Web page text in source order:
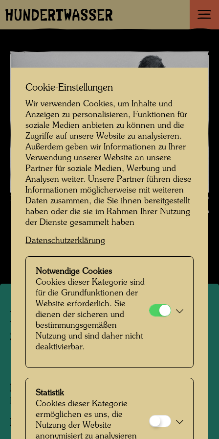
HUNDERTWASSER
Hundertwasser mit Peter Schamoni , Fotograf: Unbekannt Unknown ©
Courtesy Schamoni Filmproduktion München
Hundertwasser mit Peter
Schamoni
1972
Personen am Foto:
Hundertwasser, Peter Schamoni
Fotograf:Unbekannt Unknown
Cookie-Einstellungen
Wir verwenden Cookies, um Inhalte und
Anzeigen zu personalisieren, Funktionen für
soziale Medien anbieten zu können und die
Zugriffe auf unsere Website zu analysieren.
Außerdem geben wir Informationen zu Ihrer
Verwendung unserer Website an unsere
Partner für soziale Medien, Werbung und
Analysen weiter. Unsere Partner führen diese
Informationen möglicherweise mit weiteren
Daten zusammen, die Sie ihnen bereitgestellt
haben oder die sie im Rahmen Ihrer Nutzung
der Dienste gesammelt haben
Datenschutzerklärung
Notwendige Cookies
Cookies dieser Kategorie sind
für die Grundfunktionen der
Website erforderlich. Sie
dienen der sicheren und
bestimmungsgemäßen
Nutzung und sind daher nicht
deaktivierbar.
Statistik
Cookies dieser Kategorie
ermöglichen es uns, die
Nutzung der Website
anonymisiert zu analysieren